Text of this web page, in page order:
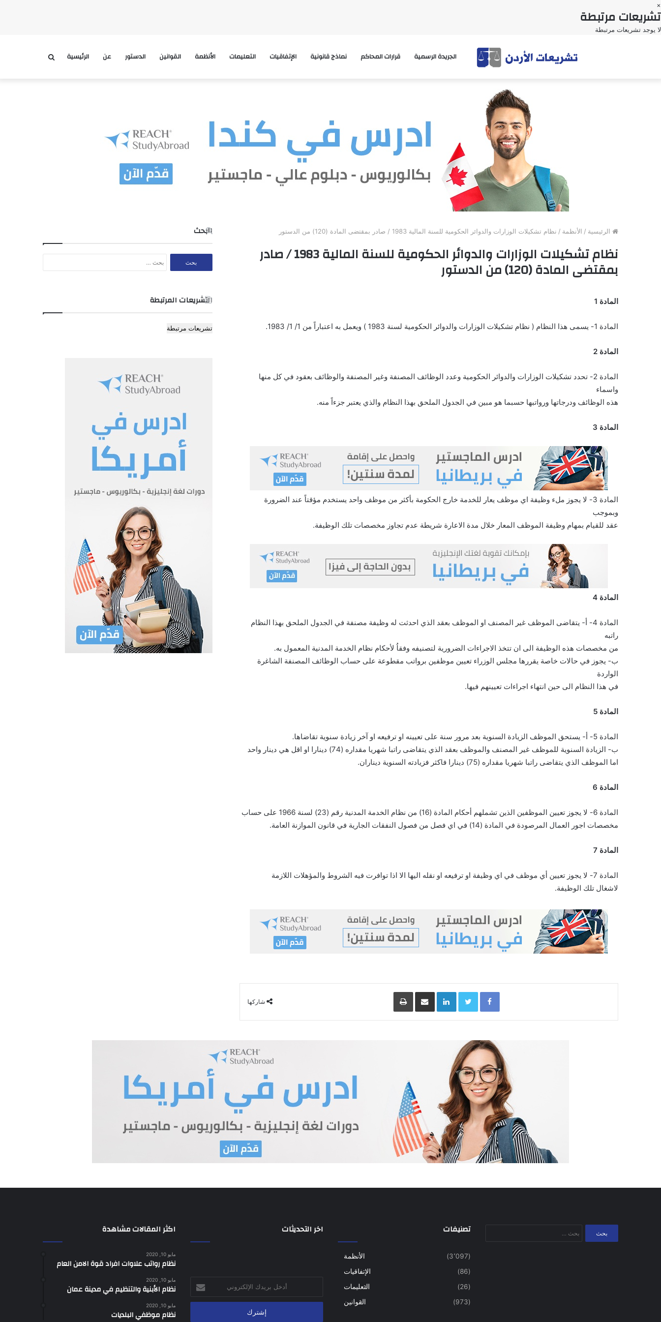
×
تشريعات مرتبطة
لا يوجد تشريعات مرتبطة
الرئيسية عن الدستور القوانين الأنظمة التعليمات الإتفاقيات نماذج قانونية قرارات المحاكم الجريدة الرسمية بحث
الرئيسية / الأنظمة / نظام تشكيلات الوزارات والدوائر الحكومية للسنة المالية 1983 / صادر بمقتضى المادة (120) من الدستور
نظام تشكيلات الوزارات والدوائر الحكومية للسنة المالية 1983 / صادر
بمقتضى المادة (120) من الدستور
المادة 1
المادة 1- يسمى هذا النظام ( نظام تشكيلات الوزارات والدوائر الحكومية لسنة 1983 ) ويعمل به اعتباراً من 1/ 1/ 1983.
المادة 2
المادة 2- تحدد تشكيلات الوزارات والدوائر الحكومية وعدد الوظائف المصنفة وغير المصنفة والوظائف بعقود في كل منها
واسماء
هذه الوظائف ودرجاتها ورواتبها حسبما هو مبين في الجدول الملحق بهذا النظام والذي يعتبر جزءاً منه.
المادة 3
المادة 3- لا يجوز ملء وظيفة اي موظف يعار للخدمة خارج الحكومة بأكثر من موظف واحد يستخدم مؤقتاً عند الضرورة
وبموجب
عقد للقيام بمهام وظيفة الموظف المعار خلال مدة الاعارة شريطة عدم تجاوز مخصصات تلك الوظيفة.
المادة 4
المادة 4- أ- يتقاضى الموظف غير المصنف او الموظف بعقد الذي احدثت له وظيفة مصنفة في الجدول الملحق بهذا النظام
راتبه
من مخصصات هذه الوظيفة الى ان تتخذ الاجراءات الضرورية لتصنيفه وفقاُ لأحكام نظام الخدمة المدنية المعمول به.
ب- يجوز في حالات خاصة يقررها مجلس الوزراء تعيين موظفين برواتب مقطوعة على حساب الوظائف المصنفة الشاغرة
الواردة
في هذا النظام الى حين انتهاء اجراءات تعيينهم فيها.
المادة 5
المادة 5- أ- يستحق الموظف الزيادة السنوية بعد مرور سنة على تعيينه او ترفيعه او آخر زيادة سنوية تقاضاها.
ب- الزيادة السنوية للموظف غير المصنف والموظف بعقد الذي يتقاضى راتبا شهريا مقداره (74) دينارا او اقل هي دينار واحد
اما الموظف الذي يتقاضى راتبا شهريا مقداره (75) دينارا فاكثر فزيادته السنوية ديناران.
المادة 6
المادة 6- لا يجوز تعيين الموظفين الذين تشملهم أحكام المادة (16) من نظام الخدمة المدنية رقم (23) لسنة 1966 على حساب
مخصصات اجور العمال المرصودة في المادة (14) في اي فصل من فصول النفقات الجارية في قانون الموازنة العامة.
المادة 7
المادة 7- لا يجوز تعيين أي موظف في اي وظيفة او ترفيعه او نقله اليها الا اذا توافرت فيه الشروط والمؤهلات اللازمة
لاشغال تلك الوظيفة.
شاركها
Facebook
Twitter
LinkedInمشاركة عبر البريد طباعة
البحث
التشريعات المرتبطة
تشريعات مرتبطة
اكثر المقالات مشاهدة
مايو 10, 2020
نظام رواتب علاوات افراد قوة الامن العام
مايو 10, 2020
نظام الأبنية والتنظيم في مدينة عمان
مايو 10, 2020
نظام موظفي البلديات
اخر التحديثات
الإلكتروني
تصنيفات
الأنظمة
(3٬097)
الإتفاقيات
(86)
التعليمات
(26)
القوانين
(973)